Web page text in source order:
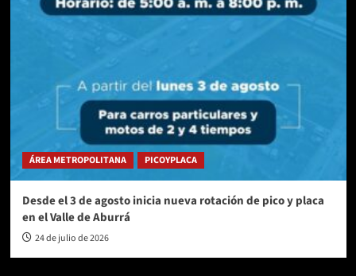
ÁREA METROPOLITANA PICOYPLACA
Desde el 3 de agosto inicia nueva rotación de pico y placa
en el Valle de Aburrá
24 de julio de 2026